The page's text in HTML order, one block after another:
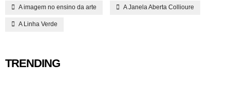
A imagem no ensino da arte A Janela Aberta Collioure
A Linha Verde
TRENDING